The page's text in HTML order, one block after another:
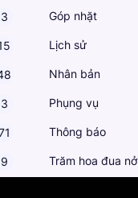
3 Góp nhặt
Lịch sử
Nhân bản
3 Phụng vụ
Thông báo
9 Trăm hoa đua nở